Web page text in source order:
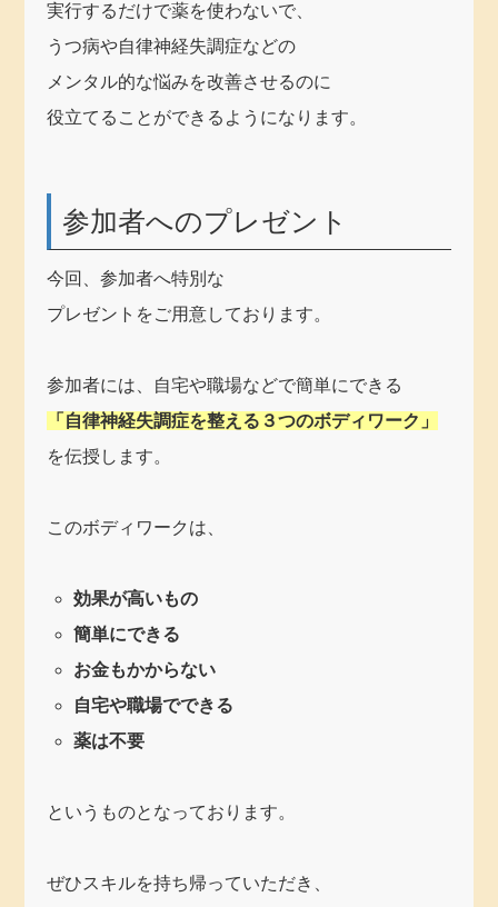
実行するだけで薬を使わないで、
うつ病や自律神経失調症などの
メンタル的な悩みを改善させるのに
役立てることができるようになります。
参加者へのプレゼント
今回、参加者へ特別な
プレゼントをご用意しております。
参加者には、自宅や職場などで簡単にできる
「自律神経失調症を整える３つのボディワーク」
を伝授します。
このボディワークは、
効果が高いもの
簡単にできる
お金もかからない
自宅や職場でできる
薬は不要
というものとなっております。
ぜひスキルを持ち帰っていただき、